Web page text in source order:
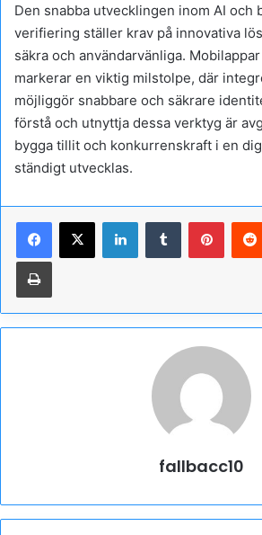
Den snabba utvecklingen inom AI och
verifiering ställer krav på innovativa
säkra och användarvänliga.
markerar en viktig milstolpe, där
möjliggör snabbare och säkrare
förstå och utnyttja dessa verktyg är
bygga tillit och konkurrenskraft i en
ständigt utvecklas.
LinkedinTumblr
Imprimer
fallbacc10